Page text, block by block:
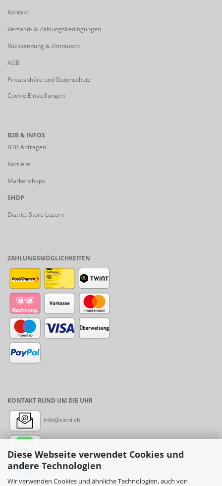
Diese Webseite verwendet Cookies und
andere Technologien
Wir verwenden Cookies und ähnliche Technologien, auch von
Kontakt
Versand- & Zahlungsbedingungen
Rücksendung & Umtausch
AGB
Privatsphäre und Datenschutz
Cookie Einstellungen
B2B & INFOS
B2B Anfragen
Karriere
Markenshops
SHOP
District Store Luzern
ZAHLUNGSMÖGLICHKEITEN
KONTAKT RUND UM DIE UHR
info@sinni.ch
Messenger: sinni.ch